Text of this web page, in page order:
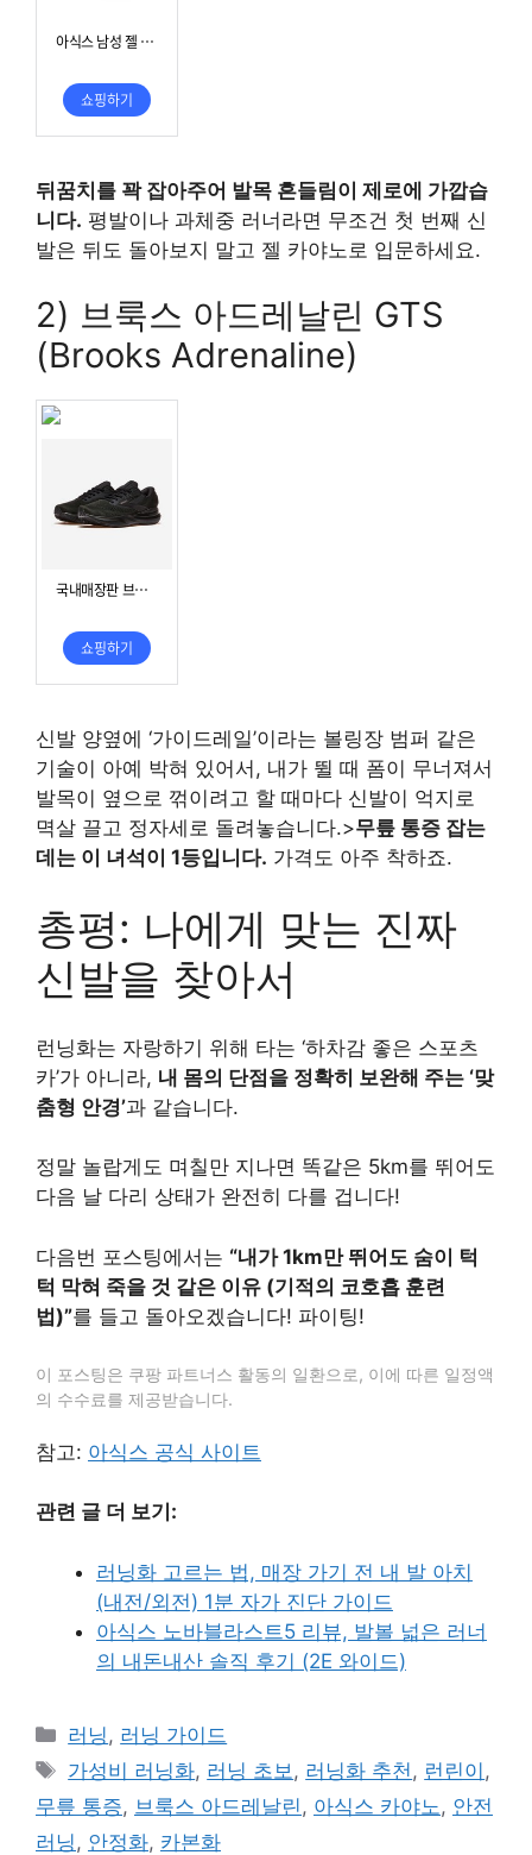
뒤꿈치를 꽉 잡아주어 발목 흔들림이 제로에 가깝습
니다. 평발이나 과체중 러너라면 무조건 첫 번째 신
발은 뒤도 돌아보지 말고 젤 카야노로 입문하세요.
2) 브룩스 아드레날린 GTS
(Brooks Adrenaline)
신발 양옆에 ‘가이드레일’이라는 볼링장 범퍼 같은
기술이 아예 박혀 있어서, 내가 뛸 때 폼이 무너져서
발목이 옆으로 꺾이려고 할 때마다 신발이 억지로
멱살 끌고 정자세로 돌려놓습니다.>무릎 통증 잡는
데는 이 녀석이 1등입니다. 가격도 아주 착하죠.
총평: 나에게 맞는 진짜
신발을 찾아서
런닝화는 자랑하기 위해 타는 ‘하차감 좋은 스포츠
카’가 아니라, 내 몸의 단점을 정확히 보완해 주는 ‘맞
춤형 안경’과 같습니다.
정말 놀랍게도 며칠만 지나면 똑같은 5km를 뛰어도
다음 날 다리 상태가 완전히 다를 겁니다!
다음번 포스팅에서는 “내가 1km만 뛰어도 숨이 턱
턱 막혀 죽을 것 같은 이유 (기적의 코호흡 훈련
법)”를 들고 돌아오겠습니다! 파이팅!
이 포스팅은 쿠팡 파트너스 활동의 일환으로, 이에 따른 일정액
의 수수료를 제공받습니다.
참고: 아식스 공식 사이트
관련 글 더 보기:
러닝화 고르는 법, 매장 가기 전 내 발 아치
(내전/외전) 1분 자가 진단 가이드
아식스 노바블라스트5 리뷰, 발볼 넓은 러너
의 내돈내산 솔직 후기 (2E 와이드)
카
테
고
리
러닝 , 러닝 가이드
태
그
가성비 러닝화, 러닝 초보 , 러닝화 추천 , 런린이 ,
무릎 통증, 브룩스 아드레날린 , 아식스 카야노 , 안전
러닝 , 안정화, 카본화